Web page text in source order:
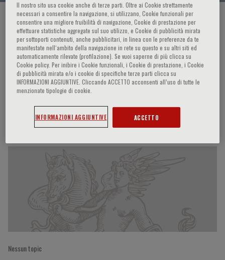
HOME PAGE / CORSI ED EVENTI / RELATORE
Enrico Alleva
Partecipazioni del relatore
Nessun topic
Il nostro sito usa cookie anche di terze parti. Oltre ai Cookie strettamente
necessari a consentire la navigazione, si utilizzano, Cookie funzionali per
consentire una migliore fruibilità di navigazione, Cookie di prestazione per
effettuare statistiche aggregate sul suo utilizzo, e Cookie di pubblicità mirata
per sottoporti contenuti, anche pubblicitari, in linea con le preferenze da te
manifestate nell‘ambito della navigazione in rete su questo e su altri siti ed
automaticamente rilevate (profilazione). Se vuoi saperne di più clicca su
Cookie policy. Per inibire i Cookie funzionali, i Cookie di prestazione, i Cookie
di pubblicità mirata e/o i cookie di specifiche terze parti clicca su
INFORMAZIONI AGGIUNTIVE. Cliccando ACCETTO acconsenti all’uso di tutte le
menzionate tipologie di cookie.
INFORMAZIONI AGGIUNTIVE ACCETTO